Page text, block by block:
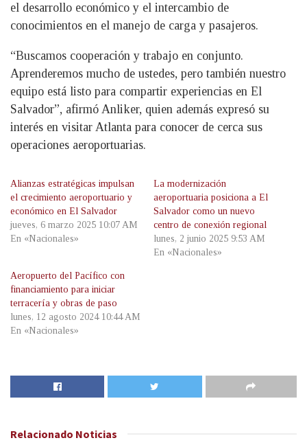
el desarrollo económico y el intercambio de
conocimientos en el manejo de carga y pasajeros.
“Buscamos cooperación y trabajo en conjunto.
Aprenderemos mucho de ustedes, pero también nuestro
equipo está listo para compartir experiencias en El
Salvador”, afirmó Anliker, quien además expresó su
interés en visitar Atlanta para conocer de cerca sus
operaciones aeroportuarias.
Alianzas estratégicas impulsan
el crecimiento aeroportuario y
económico en El Salvador
jueves, 6 marzo 2025 10:07 AM
En «Nacionales»
La modernización
aeroportuaria posiciona a El
Salvador como un nuevo
centro de conexión regional
lunes, 2 junio 2025 9:53 AM
En «Nacionales»
Aeropuerto del Pacífico con
financiamiento para iniciar
terracería y obras de paso
lunes, 12 agosto 2024 10:44 AM
En «Nacionales»
Relacionado Noticias